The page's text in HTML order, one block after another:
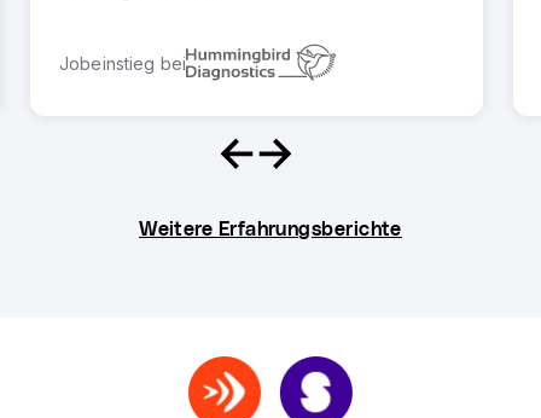
Jobeinstieg bei
Weitere Erfahrungsberichte